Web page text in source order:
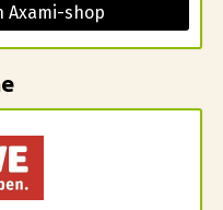
Axami-shop